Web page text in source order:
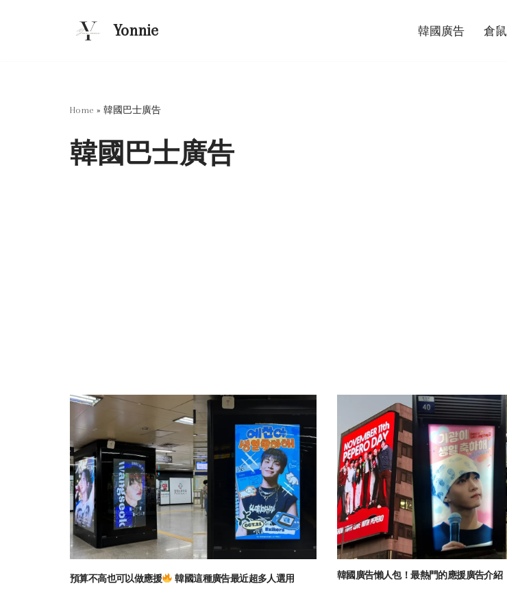
Yonnie 韓國廣告 倉鼠
Home » 韓國巴士廣告
韓國巴士廣告
預算不高也可以做應援 韓國這種廣告最近超多人選用 韓國廣告懶人包！最熱門的應援廣告介紹